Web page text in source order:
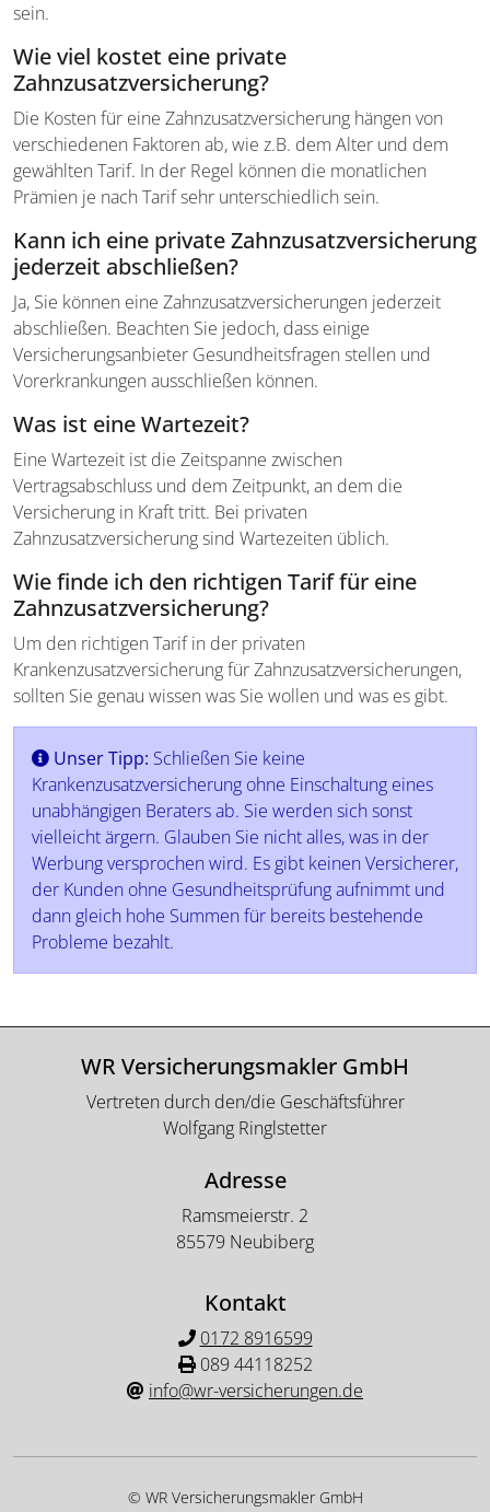
sein.
Wie viel kostet eine private
Zahnzusatzversicherung?
Die Kosten für eine Zahnzusatzversicherung hängen von
verschiedenen Faktoren ab, wie z.B. dem Alter und dem
gewählten Tarif. In der Regel können die monatlichen
Prämien je nach Tarif sehr unterschiedlich sein.
Kann ich eine private Zahnzusatzversicherung
jederzeit abschließen?
Ja, Sie können eine Zahnzusatzversicherungen jederzeit
abschließen. Beachten Sie jedoch, dass einige
Versicherungsanbieter Gesundheitsfragen stellen und
Vorerkrankungen ausschließen können.
Was ist eine Wartezeit?
Eine Wartezeit ist die Zeitspanne zwischen
Vertragsabschluss und dem Zeitpunkt, an dem die
Versicherung in Kraft tritt. Bei privaten
Zahnzusatzversicherung sind Wartezeiten üblich.
Wie finde ich den richtigen Tarif für eine
Zahnzusatzversicherung?
Um den richtigen Tarif in der privaten
Krankenzusatzversicherung für Zahnzusatzversicherungen,
sollten Sie genau wissen was Sie wollen und was es gibt.
Unser Tipp: Schließen Sie keine
Krankenzusatzversicherung ohne Einschaltung eines
unabhängigen Beraters ab. Sie werden sich sonst
vielleicht ärgern. Glauben Sie nicht alles, was in der
Werbung versprochen wird. Es gibt keinen Versicherer,
der Kunden ohne Gesundheitsprüfung aufnimmt und
dann gleich hohe Summen für bereits bestehende
Probleme bezahlt.
WR Versicherungsmakler GmbH
Vertreten durch den/die Geschäftsführer
Wolfgang Ringlstetter
Adresse
Ramsmeierstr. 2
85579 Neubiberg
Kontakt
0172 8916599
089 44118252
info@wr-versicherungen.de
© WR Versicherungsmakler GmbH